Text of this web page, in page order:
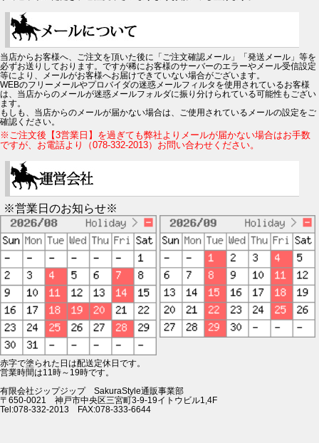
当店からお客様へ、ご注文を頂いた後に「ご注文確認メール」「発送メール」等を
必ずお送りしております。ですが稀にお客様のサーバーのエラーやメール受信設定
等により、メールがお客様へお届けできていない場合がございます。
WEBのフリーメールやプロバイダの迷惑メールフィルタを使用されているお客様
は、当店からのメールが迷惑メールフォルダに振り分けられている可能性もござい
ます。
もしも、当店からのメールが届かない場合は、ご使用されているメールの設定をご
確認ください。
※ご注文後【3営業日】を過ぎても弊社よりメールが届かない場合はお手数
ですが、お電話より（078-332-2013）お問い合わせください。
※営業日のお知らせ※
赤字で塗られた日は配送定休日です。
営業時間は11時～19時です。
有限会社ジップジップ SakuraStyle通販事業部
〒650-0021 神戸市中央区三宮町3-9-19イトウビル1,4F
Tel:078-332-2013 FAX:078-333-6644